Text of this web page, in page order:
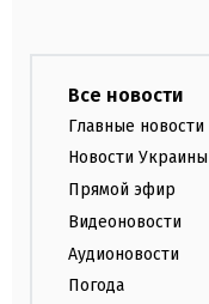
Все новости
Главные новости
Новости Украины
Прямой эфир
Видеоновости
Аудионовости
Погода